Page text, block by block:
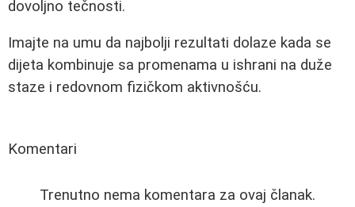
dovoljno tečnosti.
Imajte na umu da najbolji rezultati dolaze kada se
dijeta kombinuje sa promenama u ishrani na duže
staze i redovnom fizičkom aktivnošću.
Komentari
Trenutno nema komentara za ovaj članak.